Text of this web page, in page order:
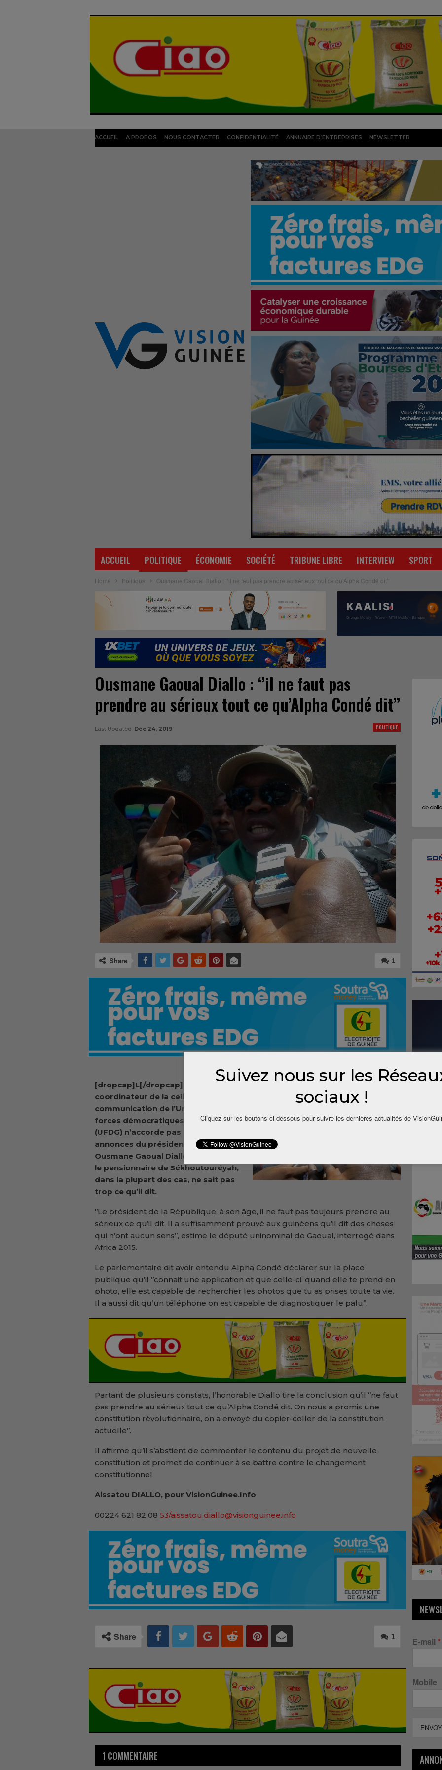
ACCUEIL A PROPOS NOUS CONTACTER CONFIDENTIALITÉ ANNUAIRE D’ENTREPRISES NEWSLETTER
ACCUEIL POLITIQUE ÉCONOMIE SOCIÉTÉ TRIBUNE LIBRE INTERVIEW SPORT
Home Politique Ousmane Gaoual Diallo : ‘’il ne faut pas prendre au sérieux tout ce qu’Alpha Condé dit’’
Ousmane Gaoual Diallo : ‘’il ne faut pas
prendre au sérieux tout ce qu’Alpha Condé dit’’
POLITIQUE
Last Updated Déc 24, 2019
1
Share
[dropcap]L[/dropcap]e
coordinateur de la cellule de
communication de l’Union des
forces démocratiques de Guinée
(UFDG) n’accorde pas du crédit aux
annonces du président Alpha Condé.
Ousmane Gaoual Diallo affirme que
le pensionnaire de Sékhoutouréyah,
dans la plupart des cas, ne sait pas
trop ce qu’il dit.
‘’Le président de la République, à son âge, il ne faut pas toujours prendre au
sérieux ce qu’il dit. Il a suffisamment prouvé aux guinéens qu’il dit des choses
qui n’ont aucun sens’’, estime le député uninominal de Gaoual, interrogé dans
Africa 2015.
Le parlementaire dit avoir entendu Alpha Condé déclarer sur la place
publique qu’il ‘’connait une application et que celle-ci, quand elle te prend en
photo, elle est capable de rechercher les photos que tu as prises toute ta vie.
Il a aussi dit qu’un téléphone on est capable de diagnostiquer le palu’’.
Partant de plusieurs constats, l’honorable Diallo tire la conclusion qu’il ‘’ne faut
pas prendre au sérieux tout ce qu’Alpha Condé dit. On nous a promis une
constitution révolutionnaire, on a envoyé du copier-coller de la constitution
actuelle’’.
Il affirme qu’il s’abstient de commenter le contenu du projet de nouvelle
constitution et promet de continuer à se battre contre le changement
constitutionnel.
Aissatou DIALLO, pour VisionGuinee.Info
00224 621 82 08 53/aissatou.diallo@visionguinee.info
1
Share
1 COMMENTAIRE
E-mail *
Mobile
Suivez nous sur les
sociaux !
Cliquez sur les boutons ci-dessous pour suivre les dernières actualités de